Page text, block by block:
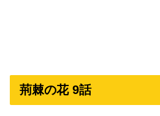
荊棘の花 9話